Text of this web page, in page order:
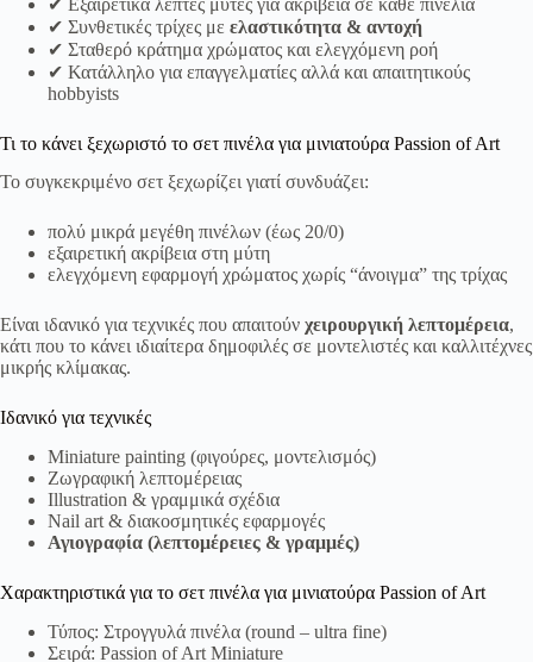
✔ Συνθετικές τρίχες με ελαστικότητα & αντοχή
✔ Σταθερό κράτημα χρώματος και ελεγχόμενη ροή
✔ Κατάλληλο για επαγγελματίες αλλά και απαιτητικούς
hobbyists
Τι το κάνει ξεχωριστό το σετ πινέλα για μινιατούρα Passion of Art
Το συγκεκριμένο σετ ξεχωρίζει γιατί συνδυάζει:
πολύ μικρά μεγέθη πινέλων (έως 20/0)
εξαιρετική ακρίβεια στη μύτη
ελεγχόμενη εφαρμογή χρώματος χωρίς “άνοιγμα” της τρίχας
Είναι ιδανικό για τεχνικές που απαιτούν χειρουργική λεπτομέρεια,
κάτι που το κάνει ιδιαίτερα δημοφιλές σε μοντελιστές και καλλιτέχνες
μικρής κλίμακας.
Ιδανικό για τεχνικές
Miniature painting (φιγούρες, μοντελισμός)
Ζωγραφική λεπτομέρειας
Illustration & γραμμικά σχέδια
Nail art & διακοσμητικές εφαρμογές
Αγιογραφία (λεπτομέρειες & γραμμές)
Χαρακτηριστικά για τo σετ πινέλα για μινιατούρα Passion of Art
Τύπος: Στρογγυλά πινέλα (round – ultra fine)
Σειρά: Passion of Art Miniature